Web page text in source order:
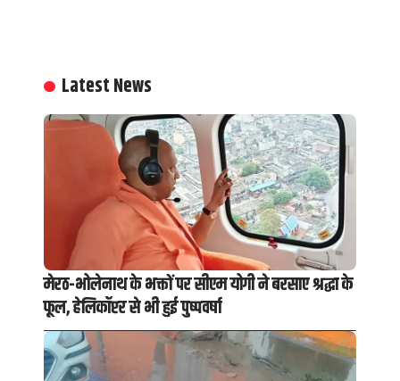
Latest News
मेरठ-भोलेनाथ के भक्तों पर सीएम योगी ने बरसाए श्रद्धा के
फूल, हेलिकॉप्टर से भी हुई पुष्पवर्षा